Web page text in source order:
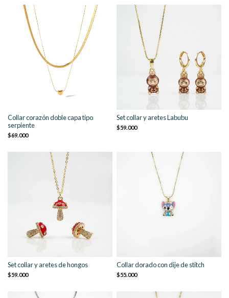
Collar corazón doble capa tipo
serpiente
$69.000
Set collar y aretes Labubu
$59.000
Set collar y aretes de hongos
$59.000
Collar dorado con dije de stitch
$55.000